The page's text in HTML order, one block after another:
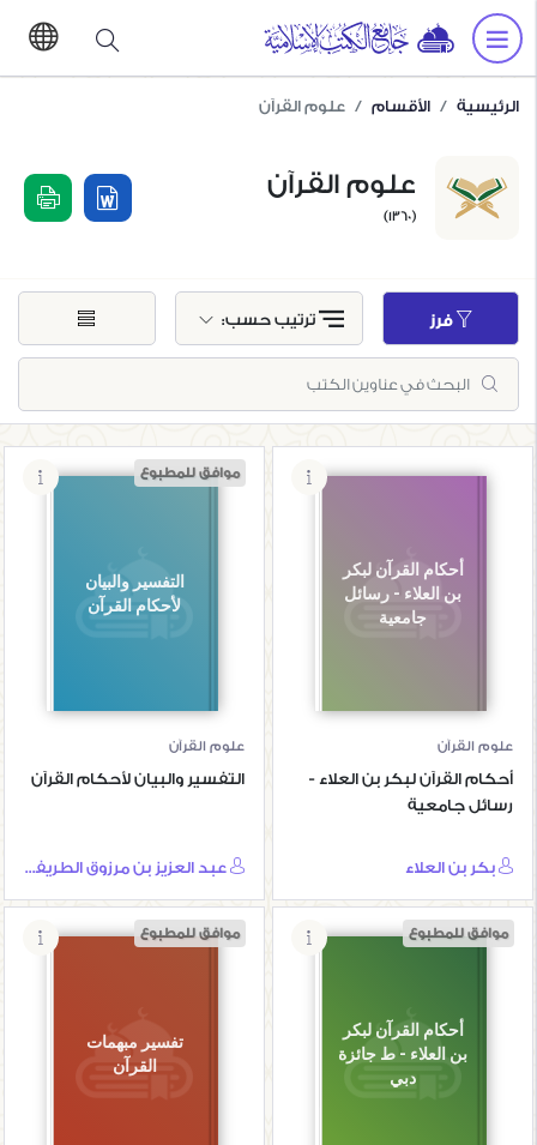
الرئيسية الأقسام علوم القرآن
علوم القرآن
(1360)
فرز ترتيب حسب:
أحكام القرآن لبكر
بن العلاء - رسائل
جامعية
علوم القرآن
أحكام القرآن لبكر بن العلاء -
رسائل جامعية
بكر بن العلاء
موافق للمطبوع
التفسير والبيان
لأحكام القرآن
علوم القرآن
التفسير والبيان لأحكام القرآن
عبد العزيز بن مرزوق الطريفي
موافق للمطبوع
أحكام القرآن لبكر
بن العلاء - ط جائزة
دبي
موافق للمطبوع
تفسير مبهمات
القرآن